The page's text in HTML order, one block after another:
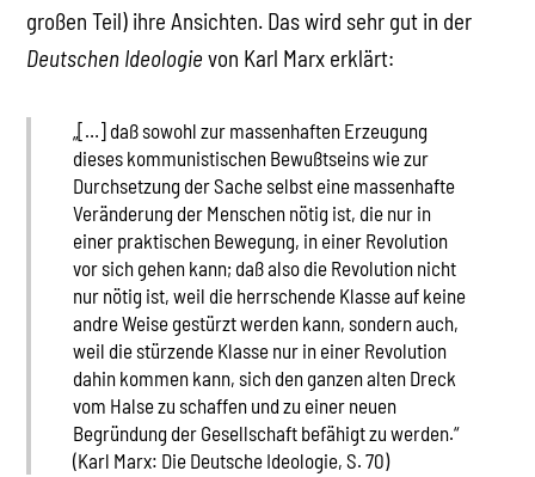
großen Teil) ihre Ansichten. Das wird sehr gut in der
Deutschen Ideologie von Karl Marx erklärt:
„[…] daß sowohl zur massenhaften Erzeugung
dieses kommunistischen Bewußtseins wie zur
Durchsetzung der Sache selbst eine massenhafte
Veränderung der Menschen nötig ist, die nur in
einer praktischen Bewegung, in einer Revolution
vor sich gehen kann; daß also die Revolution nicht
nur nötig ist, weil die herrschende Klasse auf keine
andre Weise gestürzt werden kann, sondern auch,
weil die stürzende Klasse nur in einer Revolution
dahin kommen kann, sich den ganzen alten Dreck
vom Halse zu schaffen und zu einer neuen
Begründung der Gesellschaft befähigt zu werden.“
(Karl Marx: Die Deutsche Ideologie, S. 70)